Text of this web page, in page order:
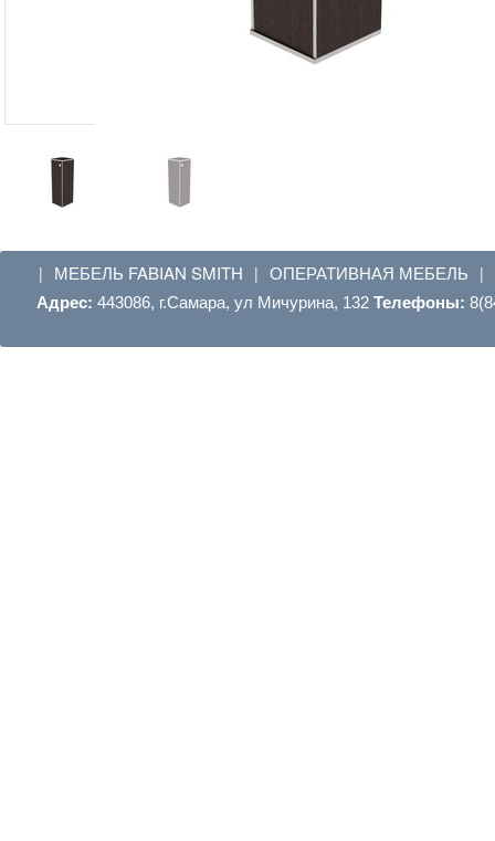
| МЕБЕЛЬ FABIAN SMITH | ОПЕРАТИВНАЯ МЕБЕЛЬ |
Адрес: 443086, г.Самара, ул Мичурина, 132 Телефоны: